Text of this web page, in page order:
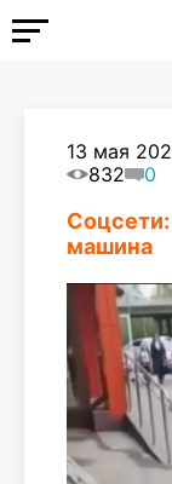
13 мая
832
0
машина